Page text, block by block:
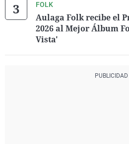
FOLK
Aulaga Folk recibe el
2026 al Mejor Álbum
Vista'